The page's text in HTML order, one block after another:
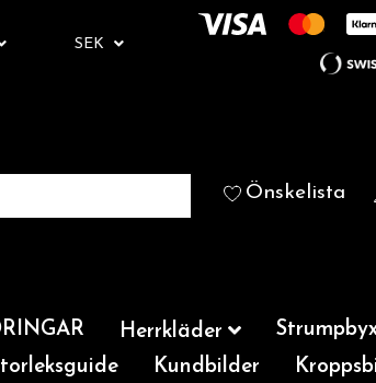
SEK
Önskelista
Herrkläder
Kundbilder